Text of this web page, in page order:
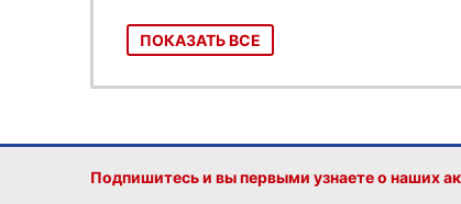
ПОКАЗАТЬ ВСЕ
Подпишитесь и вы первыми узнаете о наших